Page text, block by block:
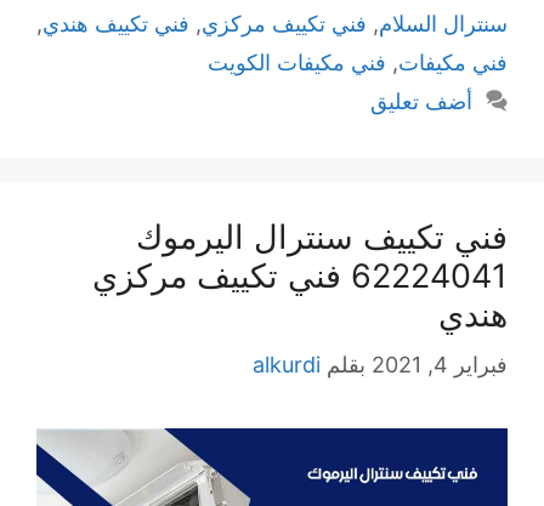
سنترال السلام, فني تكييف مركزي, فني تكييف هندي,
فني مكيفات, فني مكيفات الكويت
أضف تعليق
فني تكييف سنترال اليرموك
62224041 فني تكييف مركزي
هندي
فبراير 4, 2021 بقلم alkurdi